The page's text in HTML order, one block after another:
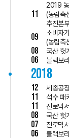
11
2019
(농림축
추진본
09
소비자
(농림축
08 국산 헛
06 블랙보
2018
12 세종공
11 석수 패
11 진로믹
08 국산 헛
07 진로믹
06 블랙보